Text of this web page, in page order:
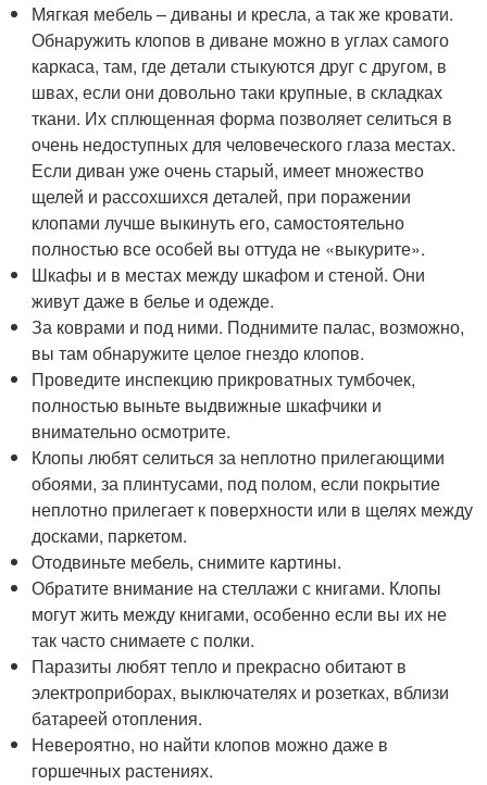
Мягкая мебель – диваны и кресла, а так же кровати.
Обнаружить клопов в диване можно в углах самого
каркаса, там, где детали стыкуются друг с другом, в
швах, если они довольно таки крупные, в складках
ткани. Их сплющенная форма позволяет селиться в
очень недоступных для человеческого глаза местах.
Если диван уже очень старый, имеет множество
щелей и рассохшихся деталей, при поражении
клопами лучше выкинуть его, самостоятельно
полностью все особей вы оттуда не «выкурите».
Шкафы и в местах между шкафом и стеной. Они
живут даже в белье и одежде.
За коврами и под ними. Поднимите палас, возможно,
вы там обнаружите целое гнездо клопов.
Проведите инспекцию прикроватных тумбочек,
полностью выньте выдвижные шкафчики и
внимательно осмотрите.
Клопы любят селиться за неплотно прилегающими
обоями, за плинтусами, под полом, если покрытие
неплотно прилегает к поверхности или в щелях между
досками, паркетом.
Отодвиньте мебель, снимите картины.
Обратите внимание на стеллажи с книгами. Клопы
могут жить между книгами, особенно если вы их не
так часто снимаете с полки.
Паразиты любят тепло и прекрасно обитают в
электроприборах, выключателях и розетках, вблизи
батареей отопления.
Невероятно, но найти клопов можно даже в
горшечных растениях.